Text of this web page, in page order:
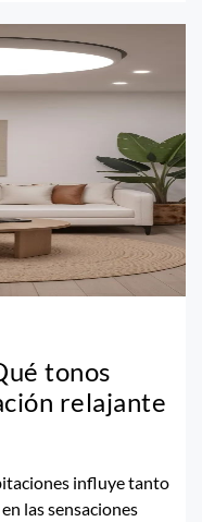
tonos
relajante
influye tanto
las sensaciones